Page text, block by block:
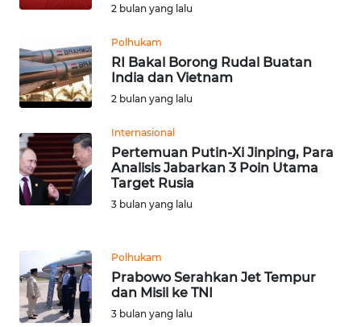
2 bulan yang lalu
Polhukam
RI Bakal Borong Rudal Buatan
India dan Vietnam
2 bulan yang lalu
Internasional
Pertemuan Putin-Xi Jinping, Para
Analisis Jabarkan 3 Poin Utama
Target Rusia
3 bulan yang lalu
Polhukam
Prabowo Serahkan Jet Tempur
dan Misil ke TNI
3 bulan yang lalu
PENDIDIKAN
OLAHRAGA
OPINI
EDITORIAL
INDEKS
BERITA